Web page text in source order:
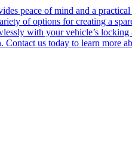
peace of mind and a
of options for creating a
with your vehicle’s
us today to learn more